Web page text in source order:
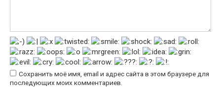
Сохранить моё имя, email и адрес сайта в этом браузере для
последующих моих комментариев.